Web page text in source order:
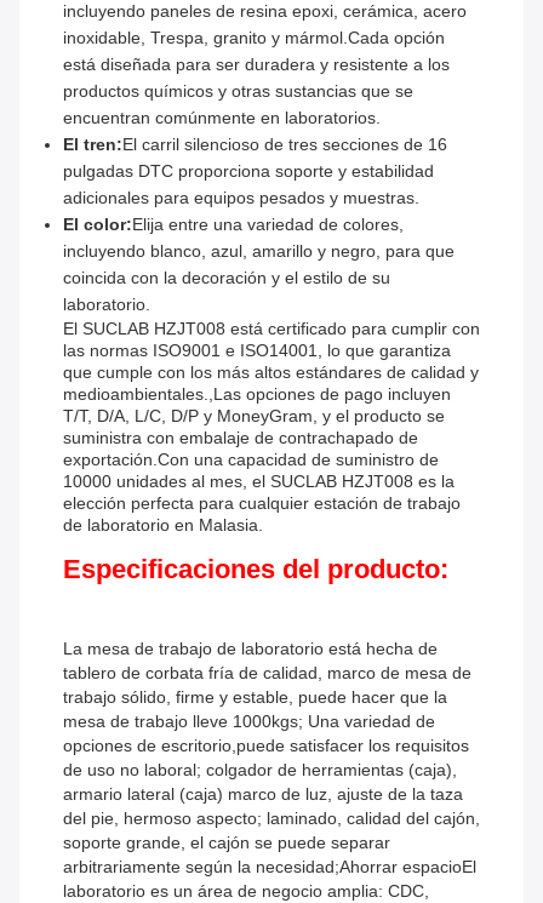
incluyendo paneles de resina epoxi, cerámica, acero
inoxidable, Trespa, granito y mármol.Cada opción
está diseñada para ser duradera y resistente a los
productos químicos y otras sustancias que se
encuentran comúnmente en laboratorios.
El tren:El carril silencioso de tres secciones de 16
pulgadas DTC proporciona soporte y estabilidad
adicionales para equipos pesados y muestras.
El color:Elija entre una variedad de colores,
incluyendo blanco, azul, amarillo y negro, para que
coincida con la decoración y el estilo de su
laboratorio.
El SUCLAB HZJT008 está certificado para cumplir con
las normas ISO9001 e ISO14001, lo que garantiza
que cumple con los más altos estándares de calidad y
medioambientales.,Las opciones de pago incluyen
T/T, D/A, L/C, D/P y MoneyGram, y el producto se
suministra con embalaje de contrachapado de
exportación.Con una capacidad de suministro de
10000 unidades al mes, el SUCLAB HZJT008 es la
elección perfecta para cualquier estación de trabajo
de laboratorio en Malasia.
Especificaciones del producto:
La mesa de trabajo de laboratorio está hecha de
tablero de corbata fría de calidad, marco de mesa de
trabajo sólido, firme y estable, puede hacer que la
mesa de trabajo lleve 1000kgs; Una variedad de
opciones de escritorio,puede satisfacer los requisitos
de uso no laboral; colgador de herramientas (caja),
armario lateral (caja) marco de luz, ajuste de la taza
del pie, hermoso aspecto; laminado, calidad del cajón,
soporte grande, el cajón se puede separar
arbitrariamente según la necesidad;Ahorrar espacioEl
laboratorio es un área de negocio amplia: CDC,